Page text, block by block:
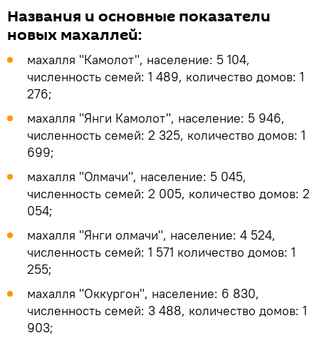
Названия и основные показатели
новых махаллей:
махалля "Камолот", население: 5 104,
численность семей: 1 489, количество домов: 1
276;
махалля "Янги Камолот", население: 5 946,
численность семей: 2 325, количество домов: 1
699;
махалля "Олмачи", население: 5 045,
численность семей: 2 005, количество домов: 2
054;
махалля "Янги олмачи", население: 4 524,
численность семей: 1 571 количество домов: 1
255;
махалля "Оккургон", население: 6 830,
численность семей: 3 488, количество домов: 1
903;